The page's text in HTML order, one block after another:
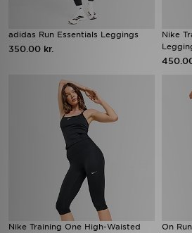
adidas Run Essentials Leggings
350.00 kr.
Nike
Nike Training One High-Waisted On